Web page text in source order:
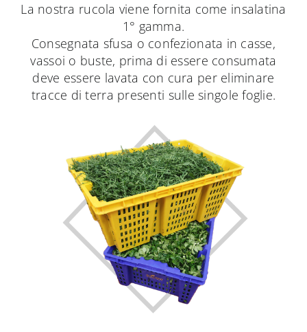
La nostra rucola viene fornita come insalatina
1° gamma.
Consegnata sfusa o confezionata in casse,
vassoi o buste, prima di essere consumata
deve essere lavata con cura per eliminare
tracce di terra presenti sulle singole foglie.